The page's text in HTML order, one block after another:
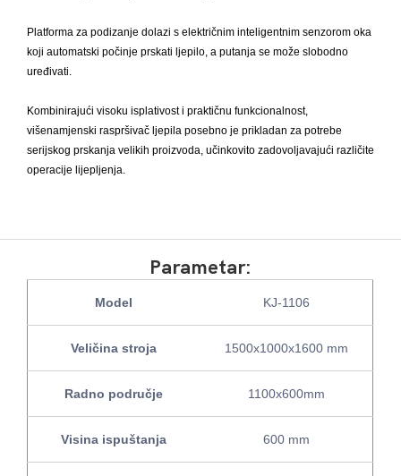
Platforma za podizanje dolazi s električnim inteligentnim senzorom oka
koji automatski počinje prskati ljepilo, a putanja se može slobodno
uređivati.
Kombinirajući visoku isplativost i praktičnu funkcionalnost,
višenamjenski raspršivač ljepila posebno je prikladan za potrebe
serijskog prskanja velikih proizvoda, učinkovito zadovoljavajući različite
operacije lijepljenja.
Parametar:
Model KJ-1106
Veličina stroja 1500x1000x1600 mm
Radno područje 1100x600mm
Visina ispuštanja 600 mm